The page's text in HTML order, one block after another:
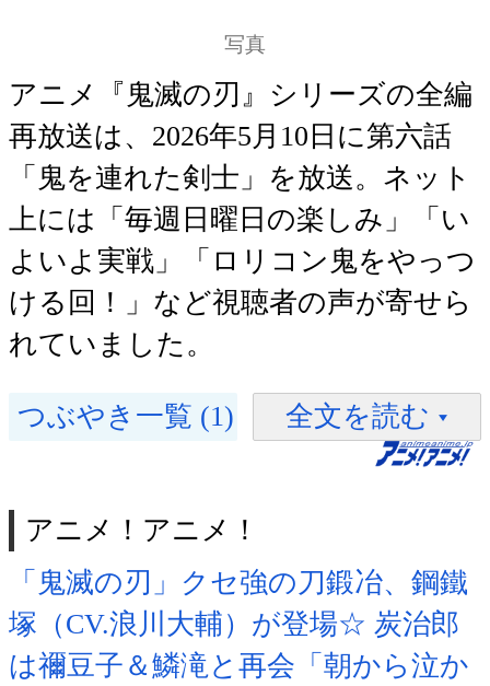
写真
アニメ『鬼滅の刃』シリーズの全編
再放送は、2026年5月10日に第六話
「鬼を連れた剣士」を放送。ネット
上には「毎週日曜日の楽しみ」「い
よいよ実戦」「ロリコン鬼をやっつ
ける回！」など視聴者の声が寄せら
れていました。
つぶやき一覧 (1) 全文を読む
アニメ！アニメ！
「鬼滅の刃」クセ強の刀鍛冶、鋼鐵
塚（CV.浪川大輔）が登場☆ 炭治郎
は禰豆子＆鱗滝と再会「朝から泣か